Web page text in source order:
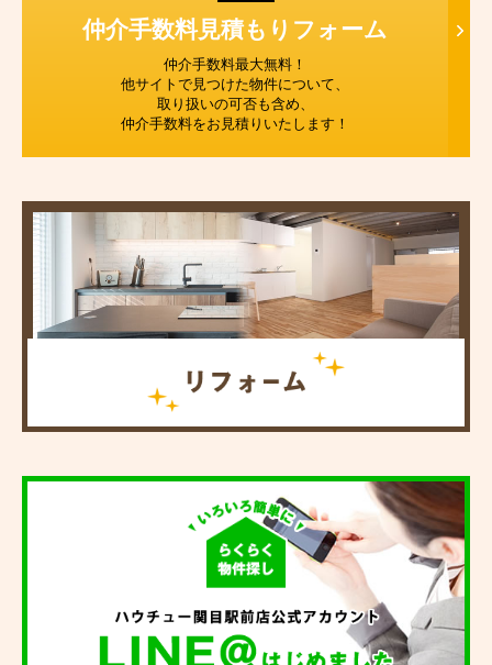
仲介手数料見積もり フォーム
仲介手数料最大無料！
他サイトで見つけた物件について、
取り扱いの可否も含め、
仲介手数料をお見積りいたします！